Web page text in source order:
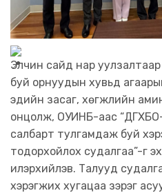
Элчин сайд нар
буй орнуудын хувьд
эдийн засаг, хөгжлийн
онцолж, ОУИНБ-аас
салбарт тулгамдаж буй
тодорхойлох судалгаа”-г
илэрхийлэв. Талууд
хэрэгжих хугацаа зэрэг